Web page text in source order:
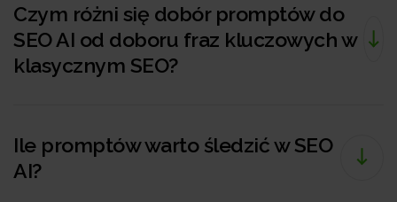
Czym różni się dobór promptów do
SEO AI od doboru fraz kluczowych w
klasycznym SEO?
Ile promptów warto śledzić w SEO
AI?